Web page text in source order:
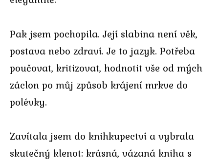
Pak jsem pochopila. Její slabina není věk,
postava nebo zdraví. Je to jazyk. Potřeba
poučovat, kritizovat, hodnotit vše od mých
záclon po můj způsob krájení mrkve do
polévky.
Zavítala jsem do knihkupectví a vybrala
skutečný klenot: krásná, vázaná kniha s